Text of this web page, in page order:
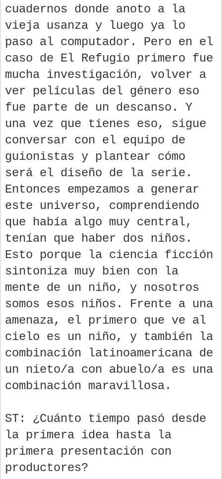
cuadernos donde anoto a la
vieja usanza y luego ya lo
paso al computador. Pero en el
caso de El Refugio primero fue
mucha investigación, volver a
ver películas del género eso
fue parte de un descanso. Y
una vez que tienes eso, sigue
conversar con el equipo de
guionistas y plantear cómo
será el diseño de la serie.
Entonces empezamos a generar
este universo, comprendiendo
que había algo muy central,
tenían que haber dos niños.
Esto porque la ciencia ficción
sintoniza muy bien con la
mente de un niño, y nosotros
somos esos niños. Frente a una
amenaza, el primero que ve al
cielo es un niño, y también la
combinación latinoamericana de
un nieto/a con abuelo/a es una
combinación maravillosa.
ST: ¿Cuánto tiempo pasó desde
la primera idea hasta la
primera presentación con
productores?